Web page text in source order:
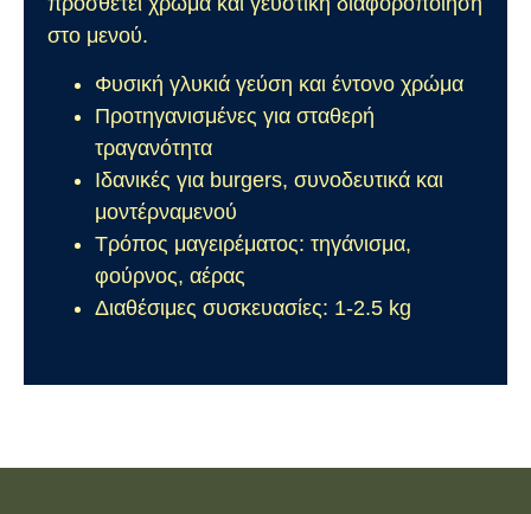
στο μενού.
Φυσική γλυκιά γεύση και έντονο χρώμα
Προτηγανισμένες για σταθερή
τραγανότητα
Ιδανικές για burgers, συνοδευτικά και
μοντέρναμενού
Τρόπος μαγειρέματος: τηγάνισμα,
φούρνος, αέρας
Διαθέσιμες συσκευασίες: 1-2.5 kg